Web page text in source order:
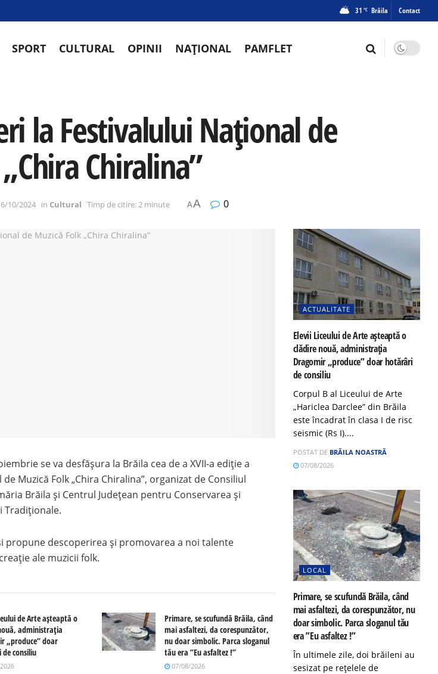
31 °C Brăila Contact
SPORT CULTURAL OPINII NAȚIONAL PAMFLET
la Festivalului Național de
Chiralina”
10/2024 in Cultural Timp de citire: 2 minute AA 0
se va desfășura la Brăila cea de a XVII-a ediție a
Muzică Folk „Chira Chiralina”, organizat de Consiliul
Brăila și Centrul Județean pentru Conservarea și
Tradiționale.
propune descoperirea şi promovarea a noi talente
ale muzicii folk.
de Arte așteaptă o
administrația
„produce” doar
consiliu
Primare, se scufundă Brăila, când
mai asfaltezi, da corespunzător,
nu doar simbolic. Parca sloganul
tău era ”Eu asfaltez !”
07/08/2026
ACTUALITATE
Elevii Liceului de Arte așteaptă o
clădire nouă, administrația
Dragomir „produce” doar hotărâri
de consiliu
Corpul B al Liceului de Arte
„Hariclea Darclee” din Brăila
este încadrat în clasa I de risc
seismic (Rs I)....
POSTAT DE BRĂILA NOASTRĂ
07/08/2026
LOCAL
Primare, se scufundă Brăila, când
mai asfaltezi, da corespunzător, nu
doar simbolic. Parca sloganul tău
era ”Eu asfaltez !”
În ultimele zile, doi brăileni au
sesizat pe rețelele de